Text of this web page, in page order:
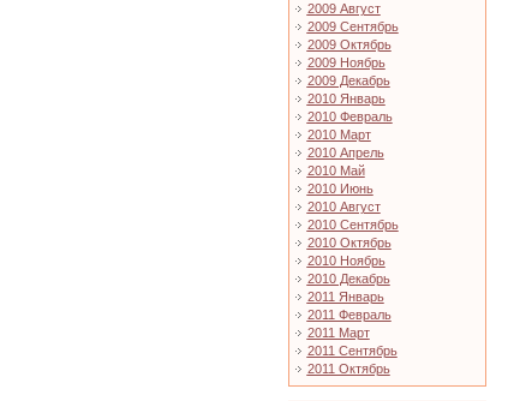
2009 Август
2009 Сентябрь
2009 Октябрь
2009 Ноябрь
2009 Декабрь
2010 Январь
2010 Февраль
2010 Март
2010 Апрель
2010 Май
2010 Июнь
2010 Август
2010 Сентябрь
2010 Октябрь
2010 Ноябрь
2010 Декабрь
2011 Январь
2011 Февраль
2011 Март
2011 Сентябрь
2011 Октябрь